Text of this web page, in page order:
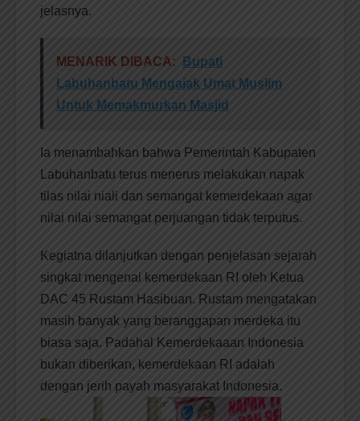
jelasnya.
MENARIK DIBACA:
Bupati
Labuhanbatu Mengajak Umat Muslim
Untuk Memakmurkan Masjid
Ia menambahkan bahwa Pemerintah Kabupaten
Labuhanbatu terus menerus melakukan napak
tilas nilai niali dan semangat kemerdekaan agar
nilai nilai semangat perjuangan tidak terputus.
Kegiatna dilanjutkan dengan penjelasan sejarah
singkat mengenai kemerdekaan RI oleh Ketua
DAC 45 Rustam Hasibuan. Rustam mengatakan
masih banyak yang beranggapan merdeka itu
biasa saja. Padahal Kemerdekaaan Indonesia
bukan diberikan, kemerdekaan RI adalah
dengan jerih payah masyarakat Indonesia.